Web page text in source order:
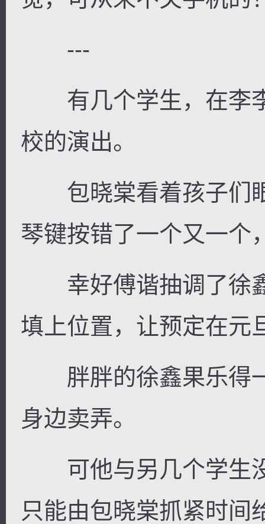
---
有几个学生，在李
校的演出。
包晓棠看着孩子们
琴键按错了一个又一个
幸好傅谐抽调了徐
填上位置，让预定在元
胖胖的徐鑫果乐得
身边卖弄。
可他与另几个学生
只能由包晓棠抓紧时间